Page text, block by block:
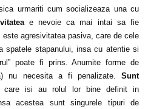
urmariti cum socializeaza una cu
e nevoie ca mai intai sa fie
agresivitatea pasiva, care de cele
spatele stapanului, insa cu atentie si
poate fi prins. Anumite forme de
nu necesita a fi penalizate. Sunt
care isi au rolul lor bine definit in
acestea sunt singurele tipuri de